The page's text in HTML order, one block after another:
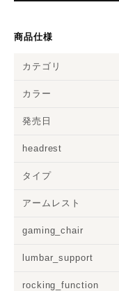
商品仕様
カテゴリ
カラー
発売日
headrest
タイプ
アームレスト
gaming_chair
lumbar_support
rocking_function